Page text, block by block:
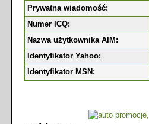
Prywatna wiadomość:
Numer ICQ:
Nazwa użytkownika AIM:
Identyfikator Yahoo:
Identyfikator MSN: